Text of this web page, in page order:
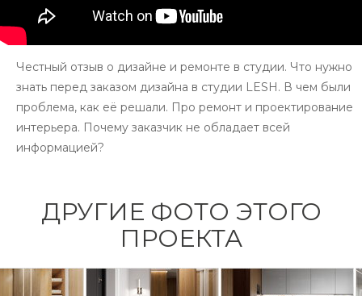
Честный отзыв о дизайне и ремонте в студии. Что нужно
знать перед заказом дизайна в студии LESH. В чем были
проблема, как её решали. Про ремонт и проектирование
интерьера. Почему заказчик не обладает всей
информацией?
ДРУГИЕ ФОТО ЭТОГО
ПРОЕКТА